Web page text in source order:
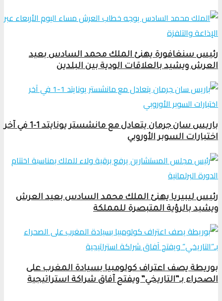
رئيس سنغافورة يهنئ الملك محمد السادس بعيد
العرش ويشيد بالعلاقات الودية بين البلدين
باريس سان جرمان يتعادل مع مانشستر يونايتد 1-1 في آخر
اختبارات السوبر الأوروبي
رئيس ليبيريا يهنئ الملك محمد السادس بعيد العرش
ويشيد بالرؤية المتبصرة للمملكة
بوريطة يصف اعتراف كولومبيا بسيادة المغرب على
الصحراء بـ”التاريخي” ويفتح آفاق شراكة استراتيجية